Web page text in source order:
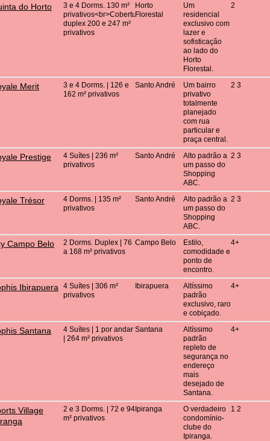
do Horto
3 e 4 Dorms. 130 m²
privativos<br>Coberturas
duplex 200 e 247 m²
privativos
Horto
Florestal
Um
residencial
exclusivo com
lazer e
sofisticação
ao lado do
Horto
Florestal.
2
Merit
3 e 4 Dorms. | 126 e
162 m² privativos
Santo André
Um bairro
privativo
totalmente
planejado
com rua
particular e
praça central.
2 3
Prestige
4 Suítes | 236 m²
privativos
Santo André
Alto padrão a
um passo do
Shopping
ABC.
2 3
Trésor
4 Dorms. | 135 m²
privativos
Santo André
Alto padrão a
um passo do
Shopping
ABC.
2 3
Campo Belo
2 Dorms. Duplex | 76
a 168 m² privativos
Campo Belo
Estilo,
comodidade e
ponto de
encontro.
4+
Ibirapuera
4 Suítes | 306 m²
privativos
Ibirapuera
Altíssimo
padrão
exclusivo, raro
e cobiçado.
4+
Santana
4 Suítes | 1 por andar
| 264 m² privativos
Santana
Altíssimo
padrão
repleto de
segurança no
endereço
mais
desejado de
Santana.
4+
Village
2 e 3 Dorms. | 72 e 94
m² privativos
Ipiranga
O verdadeiro
condomínio-
clube do
Ipiranga.
1 2